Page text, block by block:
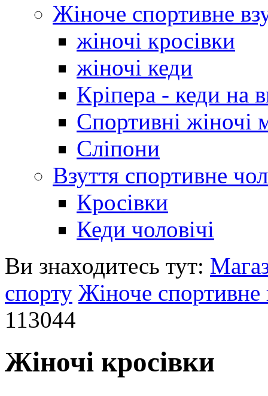
Жіноче спортивне
жіночі кросівки
жіночі кеди
Кріпера - кеди на
Спортивні жіночі
Сліпони
Взуття спортивне
Кросівки
Кеди чоловічі
Ви знаходитесь тут:
спорту Жіноче спортивне
113044
Жіночі кросівки